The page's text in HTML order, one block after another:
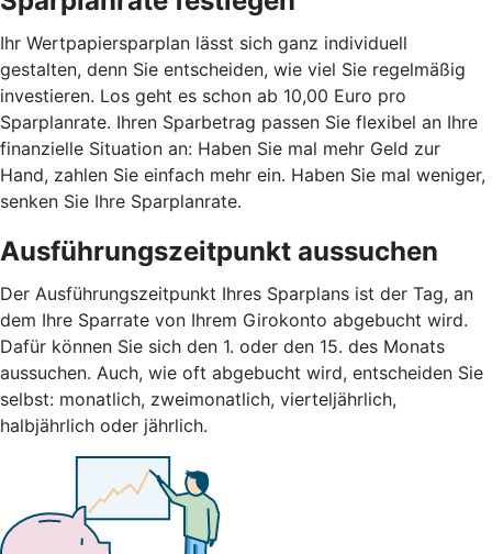
Ihr Wertpapiersparplan lässt sich ganz individuell
gestalten, denn Sie entscheiden, wie viel Sie regelmäßig
investieren. Los geht es schon ab 10,00 Euro pro
Sparplanrate. Ihren Sparbetrag passen Sie flexibel an Ihre
finanzielle Situation an: Haben Sie mal mehr Geld zur
Hand, zahlen Sie einfach mehr ein. Haben Sie mal weniger,
senken Sie Ihre Sparplanrate.
Ausführungszeitpunkt aussuchen
Der Ausführungszeitpunkt Ihres Sparplans ist der Tag, an
dem Ihre Sparrate von Ihrem Girokonto abgebucht wird.
Dafür können Sie sich den 1. oder den 15. des Monats
aussuchen. Auch, wie oft abgebucht wird, entscheiden Sie
selbst: monatlich, zweimonatlich, vierteljährlich,
halbjährlich oder jährlich.